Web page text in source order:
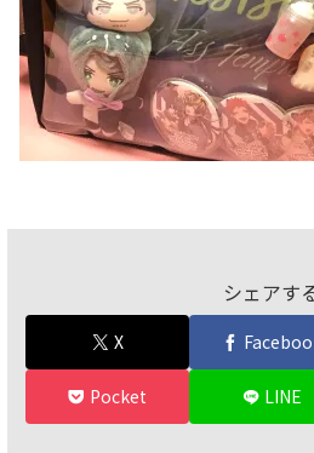
シェアす
X
Pocket LINE